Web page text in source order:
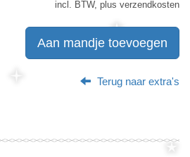
incl. BTW, plus verzendkosten
Aan mandje toevoegen
Terug naar extra's